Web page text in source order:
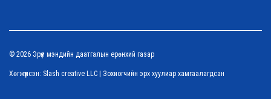
© 2026 Эрүүл мэндийн даатгалын ерөнхий газар
Хөгжүүлсэн: Slash creative LLC | Зохиогчийн эрх хуулиар хамгаалагдсан